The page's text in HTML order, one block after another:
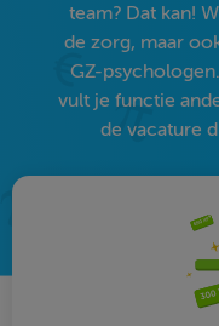
team? Dat kan!
de zorg, maar
GZ-
vult je functie
de vacature